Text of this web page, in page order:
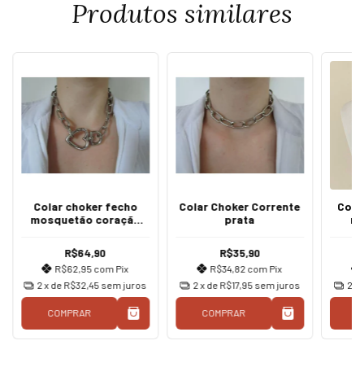
Produtos similares
Colar choker fecho
mosquetão coração
R$64,90
R$62,95 com Pix
2x de R$32,45 sem juros
COMPRAR
Colar Choker Corrente
prata
R$35,90
R$34,82 com Pix
2x de R$17,95 sem juros
COMPRAR
2